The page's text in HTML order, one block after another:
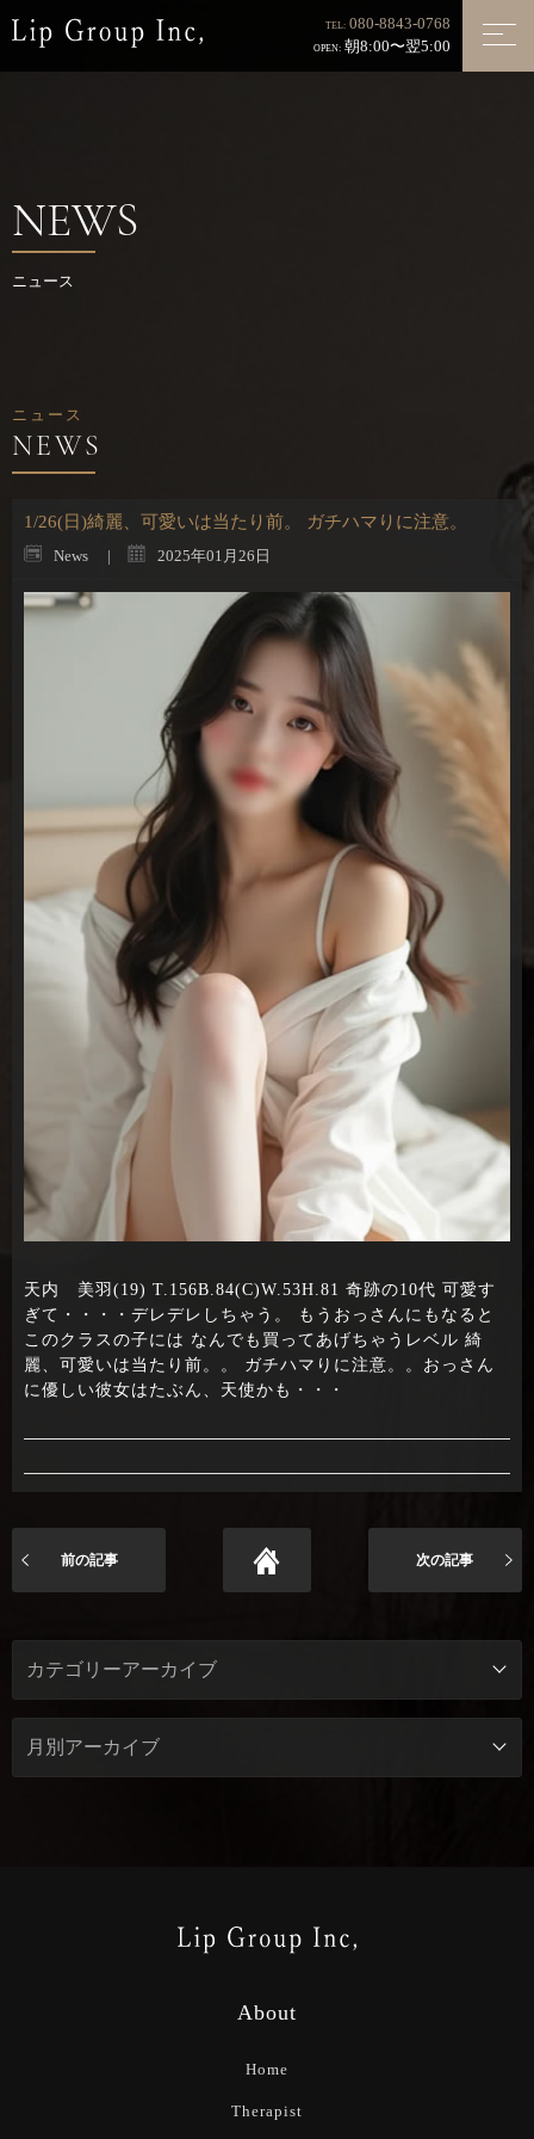
TEL: 080-8843-0768
OPEN: 朝8:00〜翌5:00
NEWS
ニュース
ニュース
1/26(日)綺麗、可愛いは当たり前。 ガチハマりに注意。
News 2025年01月26日
天内 美羽(19) T.156B.84(C)W.53H.81 奇跡の10代 可愛す
ぎて・・・・デレデレしちゃう。 もうおっさんにもなると
このクラスの子には なんでも買ってあげちゃうレベル 綺
麗、可愛いは当たり前。。 ガチハマりに注意。。おっさん
に優しい彼女はたぶん、天使かも・・・
前の記事 次の記事
About
Home
Therapist